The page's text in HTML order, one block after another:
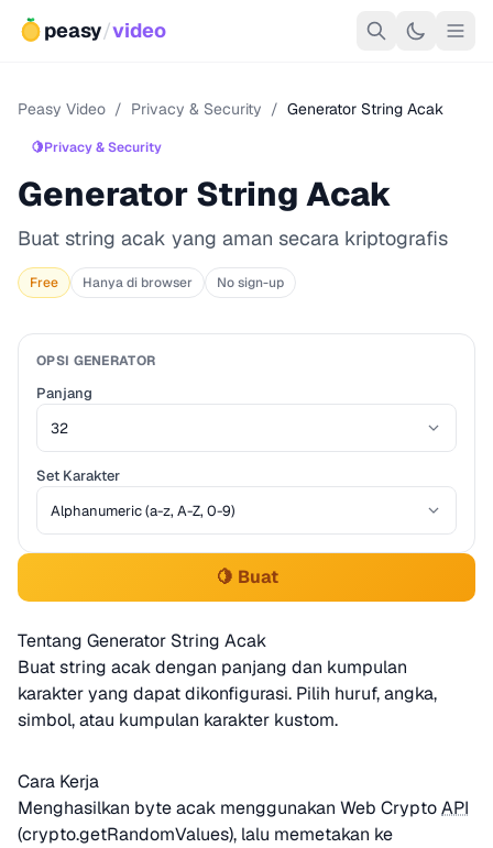
peasy/video
Peasy Video / Privacy & Security / Generator String Acak
🍋Privacy & Security
Generator String Acak
Buat string acak yang aman secara kriptografis
Free Hanya di browser No sign-up
OPSI GENERATOR
Panjang
Set Karakter
🍋 Buat
Tentang Generator String Acak
Buat string acak dengan panjang dan kumpulan
karakter yang dapat dikonfigurasi. Pilih huruf, angka,
simbol, atau kumpulan karakter kustom.
Cara Kerja
Menghasilkan byte acak menggunakan Web CryptoAPI
(crypto.getRandomValues), lalu memetakan ke